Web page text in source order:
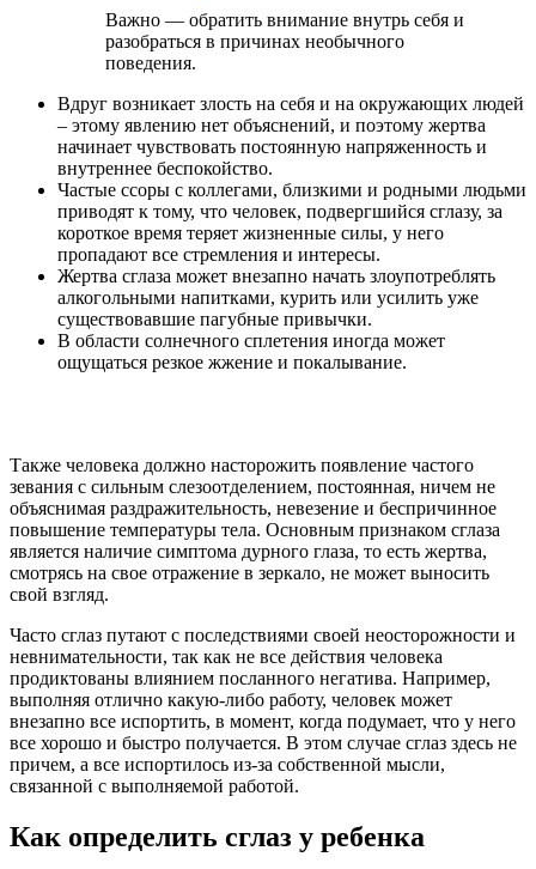
Важно — обратить внимание внутрь себя и
разобраться в причинах необычного
поведения.
Вдруг возникает злость на себя и на окружающих людей
– этому явлению нет объяснений, и поэтому жертва
начинает чувствовать постоянную напряженность и
внутреннее беспокойство.
Частые ссоры с коллегами, близкими и родными людьми
приводят к тому, что человек, подвергшийся сглазу, за
короткое время теряет жизненные силы, у него
пропадают все стремления и интересы.
Жертва сглаза может внезапно начать злоупотреблять
алкогольными напитками, курить или усилить уже
существовавшие пагубные привычки.
В области солнечного сплетения иногда может
ощущаться резкое жжение и покалывание.
Также человека должно насторожить появление частого
зевания с сильным слезоотделением, постоянная, ничем не
объяснимая раздражительность, невезение и беспричинное
повышение температуры тела. Основным признаком сглаза
является наличие симптома дурного глаза, то есть жертва,
смотрясь на свое отражение в зеркало, не может выносить
свой взгляд.
Часто сглаз путают с последствиями своей неосторожности и
невнимательности, так как не все действия человека
продиктованы влиянием посланного негатива. Например,
выполняя отлично какую-либо работу, человек может
внезапно все испортить, в момент, когда подумает, что у него
все хорошо и быстро получается. В этом случае сглаз здесь не
причем, а все испортилось из-за собственной мысли,
связанной с выполняемой работой.
Как определить сглаз у ребенка